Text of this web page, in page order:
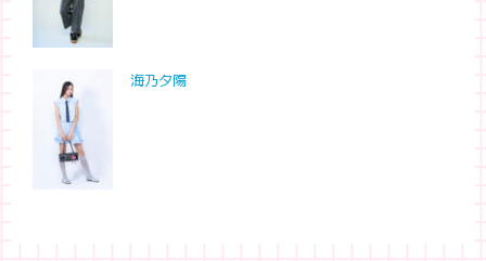
海乃夕陽